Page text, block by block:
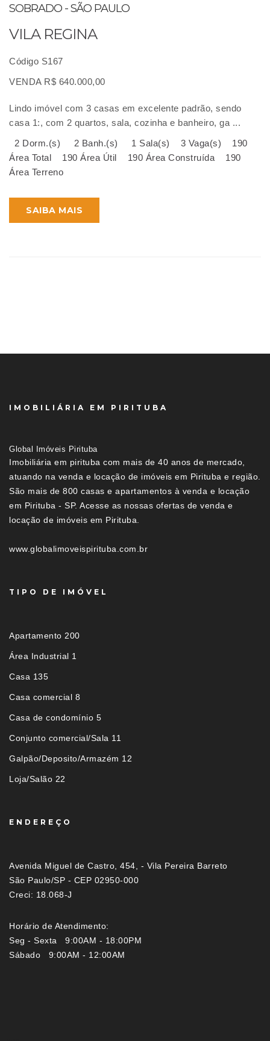
SOBRADO - SÃO PAULO
VILA REGINA
Código S167
VENDA R$ 640.000,00
Lindo imóvel com 3 casas em excelente padrão, sendo
casa 1:, com 2 quartos, sala, cozinha e banheiro, ga ...
2 Dorm.(s)
2 Banh.(s) 1 Sala(s) 3 Vaga(s)
190
Área Total
190 Área Útil 190 Área Construída
190
Área Terreno
SAIBA MAIS
IMOBILIÁRIA EM PIRITUBA
Global Imóveis Pirituba
Imobiliária em pirituba com mais de 40 anos de mercado,
atuando na venda e locação de imóveis em Pirituba e região.
São mais de 800 casas e apartamentos à venda e locação
em Pirituba - SP. Acesse as nossas ofertas de venda e
locação de imóveis em Pirituba.
www.globalimoveispirituba.com.br
TIPO DE IMÓVEL
Apartamento 200
Área Industrial 1
Casa 135
Casa comercial 8
Casa de condomínio 5
Conjunto comercial/Sala 11
Galpão/Deposito/Armazém 12
Loja/Salão 22
ENDEREÇO
Avenida Miguel de Castro, 454, - Vila Pereira Barreto
São Paulo/SP - CEP 02950-000
Creci: 18.068-J
Horário de Atendimento:
Seg - Sexta 9:00AM - 18:00PM
Sábado 9:00AM - 12:00AM